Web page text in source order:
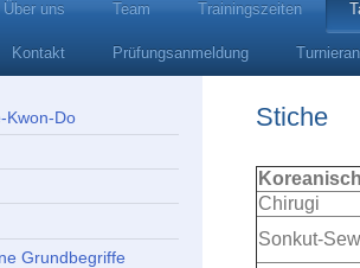
Über uns Team Trainingszeiten
Kontakt Prüfungsanmeldung
Stiche
Chirugi
Sonkut-
Kwon-Do
Grundbegriffe